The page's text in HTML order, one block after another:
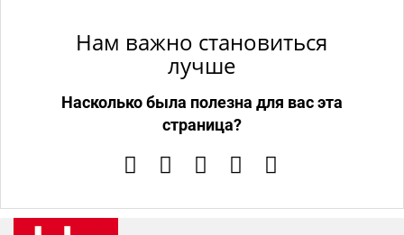
Нам важно становиться
лучше
Насколько была полезна для вас эта
страница?